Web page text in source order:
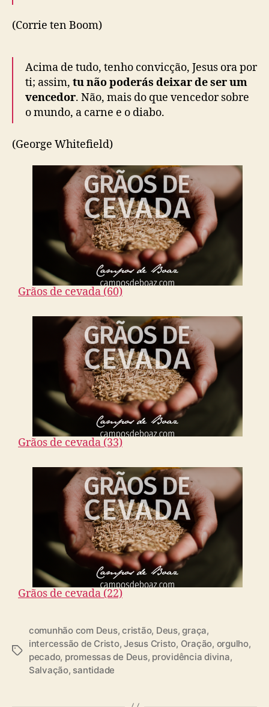
(Corrie ten Boom)
Acima de tudo, tenho convicção, Jesus ora por
ti; assim, tu não poderás deixar de ser um
vencedor. Não, mais do que vencedor sobre
o mundo, a carne e o diabo.
(George Whitefield)
Grãos de cevada (60)
Grãos de cevada (33)
Grãos de cevada (22)
T
comunhão com Deus,cristão, Deus,graça,
intercessão de Cristo,Jesus Cristo, Oração, orgulho,
pecado, promessas de Deus, providência divina,
Salvação, santidade